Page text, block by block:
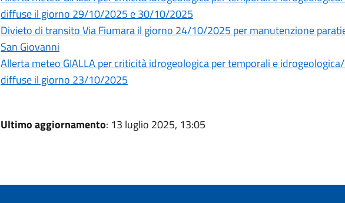
diffuse il giorno 29/10/2025 e 30/10/2025
Divieto di transito Via Fiumara il giorno 24/10/2025 per manutenzione
San Giovanni
Allerta meteo GIALLA per criticità idrogeologica per temporali e
diffuse il giorno 23/10/2025
Ultimo aggiornamento: 13 luglio 2025, 13:05